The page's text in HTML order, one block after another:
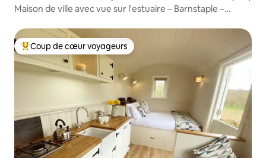
Maison de ville avec vue sur l'estuaire – Barnstaple –
Coups de cœur voyageurs les plus appréciés
Coup de cœur voyageurs